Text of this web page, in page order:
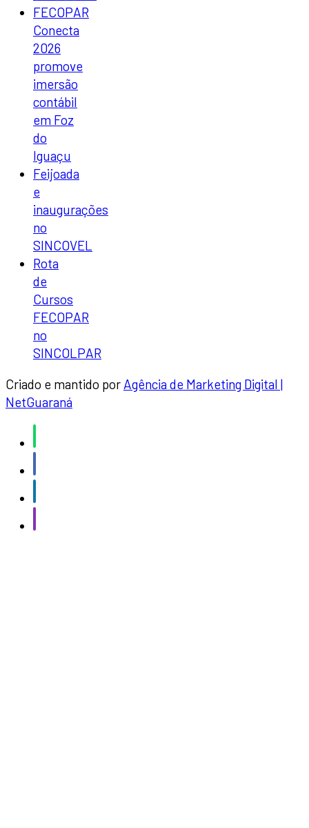
FECOPAR
Conecta
2026
promove
imersão
contábil
em Foz
do
Iguaçu
Feijoada
e
inaugurações
no
SINCOVEL
Rota
de
Cursos
FECOPAR
no
SINCOLPAR
Criado e mantido por Agência de Marketing Digital |
NetGuaraná